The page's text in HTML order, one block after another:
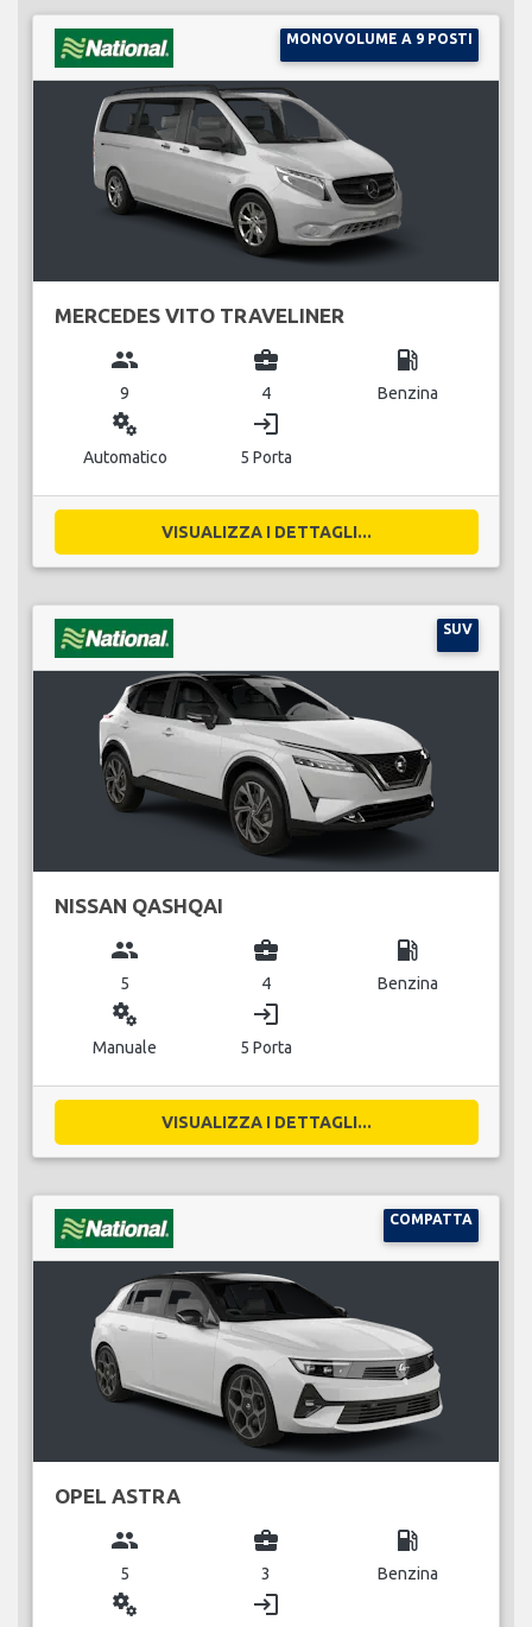
MONOVOLUME A 9 POSTI
MERCEDES VITO TRAVELINER
group
9
business_center
4
local_gas_station
Benzina
miscellaneous_services
Automatico
login
5 Porta
VISUALIZZA I DETTAGLI...
SUV
NISSAN QASHQAI
group
5
business_center
4
local_gas_station
Benzina
miscellaneous_services
Manuale
login
5 Porta
VISUALIZZA I DETTAGLI...
COMPATTA
OPEL ASTRA
group
5
business_center
3
local_gas_station
Benzina
miscellaneous_services login